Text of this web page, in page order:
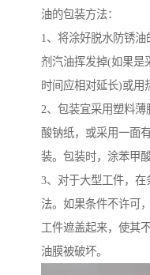
油的包装方法：
1、将涂好脱水防锈
剂汽油挥发掉(如果是
时间应相对延长)或用
2、包装宜采用塑料
酸钠纸，或采用一面
装。包装时，涂苯甲
3、对于大型工件，
法。如果条件不许可
工件遮盖起来，使其
油膜被破坏。